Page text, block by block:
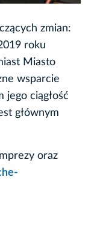
zmian:
roku
Miasto
wsparcie
jego ciągłość
głównym
oraz